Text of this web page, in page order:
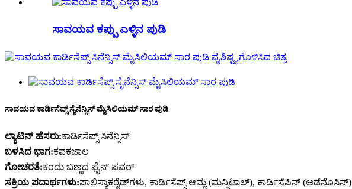
ಸಾವಯವ ಕಪ್ಪು ಎಳ್ಳಿನ ಪುಡಿ
ಸಾವಯವ ಕಾರ್ಡಿಸೆಪ್ಸ್ ಸೈನೆನ್ಸಿಸ್ ಮೈಸಿಲಿಯಮ್ ಸಾರ ಪುಡಿ
ಲ್ಯಾಟಿನ್ ಹೆಸರು:ಕಾರ್ಡಿಸೆಪ್ಸ್ ಸಿನೆನ್ಸಿಸ್
ಬಳಸಿದ ಭಾಗ:ಕವಕಜಾಲ
ಗೋಚರತೆ:ಕಂದು ಬಣ್ಣದ ಫೈನ್ ಪವರ್
ಸಕ್ರಿಯ ಪದಾರ್ಥಗಳು:ಪಾಲಿಸ್ಯಾಕರೈಡ್‌ಗಳು, ಕಾರ್ಡಿಸೆಪ್ಸ್ ಆಮ್ಲ (ಮನ್ನಿಟಾಲ್), ಕಾರ್ಡಿಸೆಪಿನ್ (ಅಡೆನೊಸಿನ್)